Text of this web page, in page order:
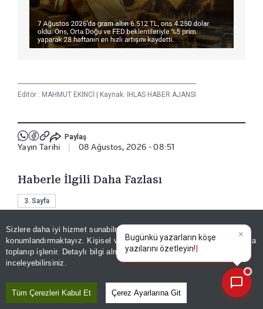
Sizlere daha iyi hizmet sunabilmek adına sitemizde
konumlandırmaktayız. Kişisel verileriniz, KVKK ve GDPR kapsamında
toplanıp işlenir. Detaylı bilgi almak içinAydınlatma Metnimizi
inceleyebilirsiniz.
Tüm Çerezleri Kabul Et Çerez Ayarlarına Git
Editör : MAHMUT EKİNCİ Kaynak: İHLAS HABER AJANSI
Paylaş
Yayın Tarihi 08 Ağustos, 2026 - 08:51
Haberle İlgili Daha Fazlası
3. Sayfa
Bizi Takip Edin
Bugünkü yaza